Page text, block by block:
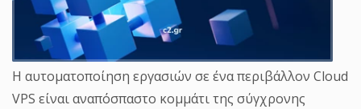
Η αυτοματοποίηση εργασιών σε ένα περιβάλλον Cloud
VPS είναι αναπόσπαστο κομμάτι της σύγχρονης